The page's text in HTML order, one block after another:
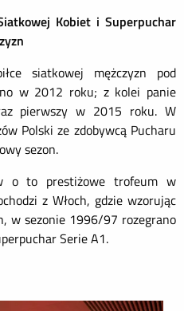
Kobiet i Superpuchar
siatkowej mężczyzn pod
w 2012 roku; z kolei panie
pierwszy w 2015 roku. W
w Polski ze zdobywcą Pucharu
sezon.
o to prestiżowe trofeum w
z Włoch, gdzie wzorując
w sezonie 1996/97 rozegrano
Serie A1.